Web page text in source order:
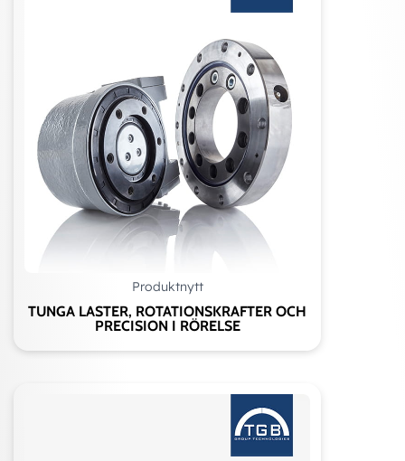
Produktnytt
TUNGA LASTER, ROTATIONSKRAFTER OCH
PRECISION I RÖRELSE